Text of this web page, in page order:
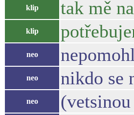
klip tak mě
klip
neo
neo nikdo se
neo